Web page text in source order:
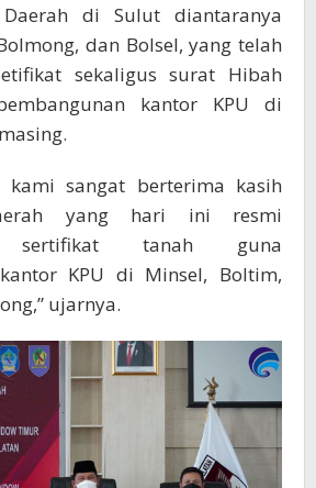
di Sulut diantaranya
dan Bolsel, yang telah
sekaligus surat Hibah
kantor KPU di
kami sangat berterima kasih
yang hari ini resmi
sertifikat tanah guna
KPU di Minsel, Boltim,
ujarnya.